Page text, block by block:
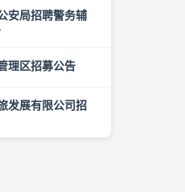
安局招聘警务辅
理区招募公告
发展有限公司招